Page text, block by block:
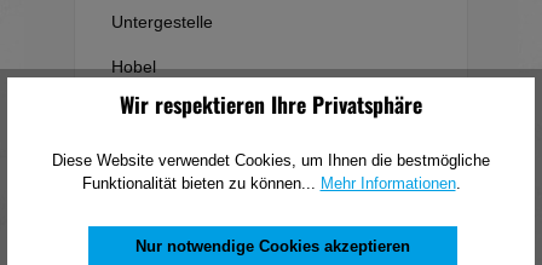
Untergestelle
Hobel
Raspeln & Feilen
Stechbeitel & Drechslerbeitel
Führungsschienen
Wir respektieren Ihre Privatsphäre
Diese Website verwendet Cookies, um Ihnen die bestmögliche
Funktionalität bieten zu können...
Mehr Informationen.
Nur notwendige Cookies akzeptieren